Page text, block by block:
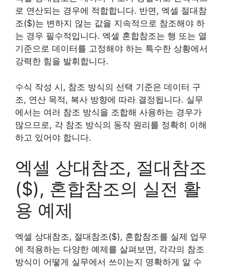
로 연산되는 경우에 적합합니다. 반면, 엑셀 절대참
조($)는 변하지 않는 값을 지속적으로 참조해야 하
는 경우 필수적입니다. 엑셀 혼합참조는 행 또는 열
기준으로 데이터를 고정해야 하는 특수한 상황에서
강력한 힘을 발휘합니다.
수식 작성 시, 참조 방식의 선택 기준은 데이터 구
조, 연산 목적, 복사 방향에 따라 결정됩니다. 실무
에서는 여러 참조 방식을 조합해 사용하는 경우가
많으므로, 각 참조 방식의 동작 원리를 정확히 이해
하고 있어야 합니다.
엑셀 상대참조, 절대참조
($), 혼합참조의 실전 활
용 예제
엑셀 상대참조, 절대참조($), 혼합참조를 실제 업무
에 적용하는 다양한 예제를 살펴보면, 각각의 참조
방식이 어떻게 실무에서 쓰이는지 명확하게 알 수